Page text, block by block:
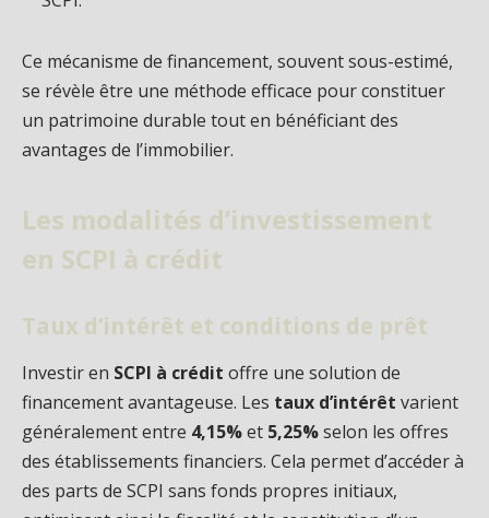
Ce mécanisme de financement, souvent sous-estimé,
se révèle être une méthode efficace pour constituer
un patrimoine durable tout en bénéficiant des
avantages de l’immobilier.
Les modalités d’investissement
en SCPI à crédit
Taux d’intérêt et conditions de prêt
Investir en SCPI à crédit offre une solution de
financement avantageuse. Les taux d’intérêt varient
généralement entre 4,15%et 5,25%selon les offres
des établissements financiers. Cela permet d’accéder à
des parts de SCPI sans fonds propres initiaux,